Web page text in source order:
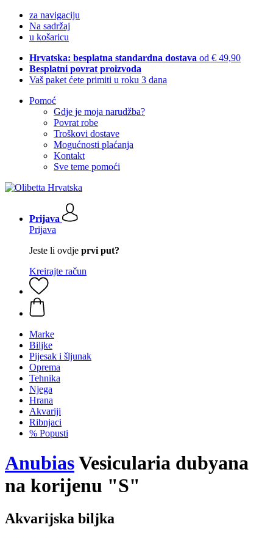
za navigaciju
Na sadržaj
u košaricu
Hrvatska: besplatna standardna dostava od € 49,90
Besplatni povrat proizvoda
Vaš paket ćete primiti u roku 3 dana
Pomoć
Gdje je moja narudžba?
Povrat robe
Troškovi dostave
Mogućnosti plaćanja
Kontakt
Sve teme pomoći
Prijava
Prijava
Jeste li ovdje prvi put?
Kreirajte račun
Marke
Biljke
Pijesak i šljunak
Oprema
Tehnika
Njega
Hrana
Akvariji
Ribnjaci
% Popusti
AnubiasVesicularia dubyana
na korijenu "S"
Akvarijska biljka